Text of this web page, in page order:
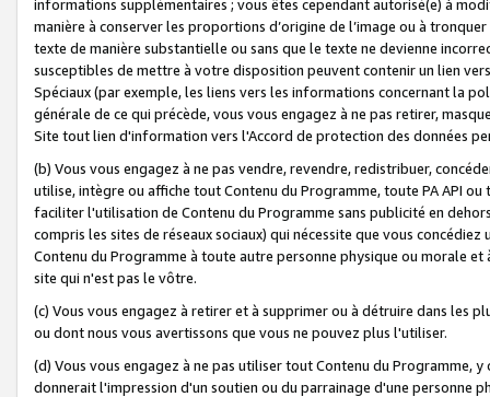
informations supplémentaires ; vous êtes cependant autorisé(e) à
manière à conserver les proportions d’origine de l’image ou à
texte de manière substantielle ou sans que le texte ne devienne
susceptibles de mettre à votre disposition peuvent contenir un lien
Spéciaux (par exemple, les liens vers les informations concernant la
générale de ce qui précède, vous vous engagez à ne pas retirer,
Site tout lien d'information vers l'Accord de protection des données
(b) Vous vous engagez à ne pas vendre, revendre, redistribuer,
utilise, intègre ou affiche tout Contenu du Programme, toute PA API
faciliter l'utilisation de Contenu du Programme sans publicité en
compris les sites de réseaux sociaux) qui nécessite que vous
Contenu du Programme à toute autre personne physique ou morale
site qui n'est pas le vôtre.
(c) Vous vous engagez à retirer et à supprimer ou à détruire dans les
ou dont nous vous avertissons que vous ne pouvez plus l'utiliser.
(d) Vous vous engagez à ne pas utiliser tout Contenu du Programme,
donnerait l'impression d'un soutien ou du parrainage d'une personne